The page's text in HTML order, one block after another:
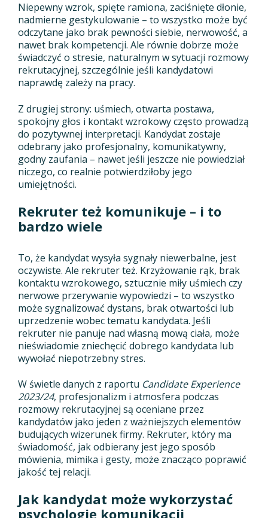
Niepewny wzrok, spięte ramiona, zaciśnięte dłonie,
nadmierne gestykulowanie – to wszystko może być
odczytane jako brak pewności siebie, nerwowość, a
nawet brak kompetencji. Ale równie dobrze może
świadczyć o stresie, naturalnym w sytuacji rozmowy
rekrutacyjnej, szczególnie jeśli kandydatowi
naprawdę zależy na pracy.
Z drugiej strony: uśmiech, otwarta postawa,
spokojny głos i kontakt wzrokowy często prowadzą
do pozytywnej interpretacji. Kandydat zostaje
odebrany jako profesjonalny, komunikatywny,
godny zaufania – nawet jeśli jeszcze nie powiedział
niczego, co realnie potwierdziłoby jego
umiejętności.
Rekruter też komunikuje – i to
bardzo wiele
To, że kandydat wysyła sygnały niewerbalne, jest
oczywiste. Ale rekruter też. Krzyżowanie rąk, brak
kontaktu wzrokowego, sztucznie miły uśmiech czy
nerwowe przerywanie wypowiedzi – to wszystko
może sygnalizować dystans, brak otwartości lub
uprzedzenie wobec tematu kandydata. Jeśli
rekruter nie panuje nad własną mową ciała, może
nieświadomie zniechęcić dobrego kandydata lub
wywołać niepotrzebny stres.
W świetle danych z raportu Candidate Experience
2023/24, profesjonalizm i atmosfera podczas
rozmowy rekrutacyjnej są oceniane przez
kandydatów jako jeden z ważniejszych elementów
budujących wizerunek firmy. Rekruter, który ma
świadomość, jak odbierany jest jego sposób
mówienia, mimika i gesty, może znacząco poprawić
jakość tej relacji.
Jak kandydat może wykorzystać
psychologię komunikacji